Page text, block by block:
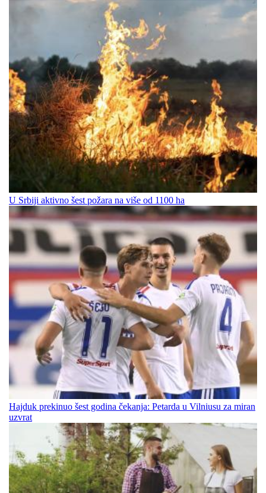
U Srbiji aktivno šest požara na više od 1100 ha
Hajduk prekinuo šest godina čekanja: Petarda u Vilniusu za miran
uzvrat